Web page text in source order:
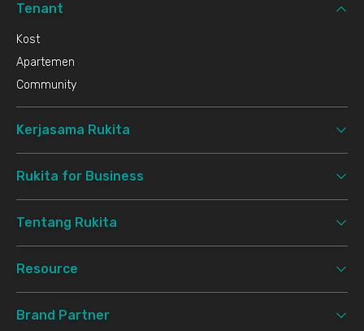
Tenant
Kost
Apartemen
Community
Kerjasama Rukita
Rukita for Business
Tentang Rukita
Resource
Brand Partner